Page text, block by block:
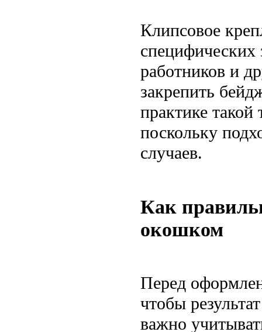
Клипсовое
работников и
закрепить
практике такой
поскольку
случаев.
Как
окошком
Перед
чтобы
важно